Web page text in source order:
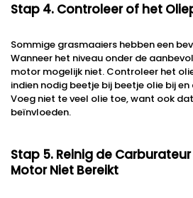
Stap 4. Controleer of het
Sommige grasmaaiers hebben een
Wanneer het niveau onder de
motor mogelijk niet. Controleer het
indien nodig beetje bij beetje olie bij
Voeg niet te veel olie toe, want ook
beïnvloeden.
Stap 5. Reinig de
Motor Niet Bereikt